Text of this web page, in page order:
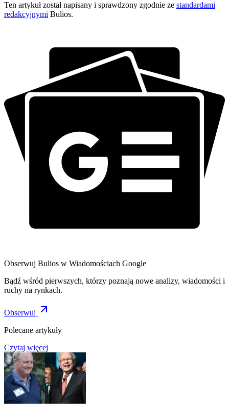
Ten artykuł został napisany i sprawdzony zgodnie ze standardami
redakcyjnymi Bulios.
Obserwuj Bulios w Wiadomościach Google
Bądź wśród pierwszych, którzy poznają nowe analizy, wiadomości i
ruchy na rynkach.
Obserwuj
Polecane artykuły
Czytaj więcej